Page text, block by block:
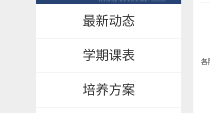
最新动态
学期课表
培养方案
各